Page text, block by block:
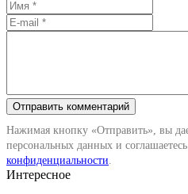
Нажимая кнопку «Отправить», вы
персональных данных и
конфиденциальности.
Интересное